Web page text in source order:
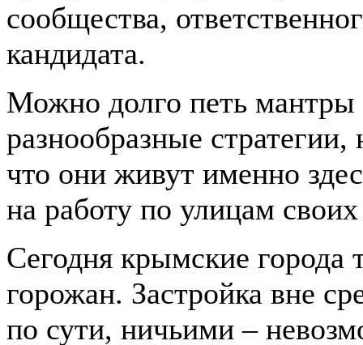
сообщества,
кандидата.
Можно долго петь
разнообразные
что они живут именно
на работу по улицам
Сегодня крымские города
горожан. Застройка вне
по сути, ничьими –